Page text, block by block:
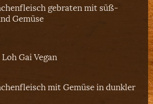
gebraten mit süß-
Gemüse
Loh Gai Vegan
mit Gemüse in dunkler